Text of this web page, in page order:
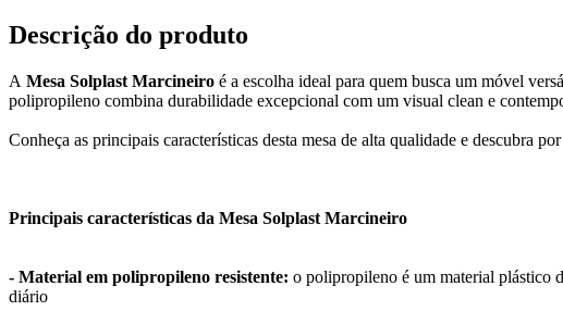
Descrição do produto
A Mesa Solplast Marcineiro é a escolha ideal para quem busca um móvel
polipropileno combina durabilidade excepcional com um visual clean e
Conheça as principais características desta mesa de alta qualidade e descubra
Principais características da Mesa Solplast Marcineiro
- Material em polipropileno resistente: o polipropileno é um material plástico
diário